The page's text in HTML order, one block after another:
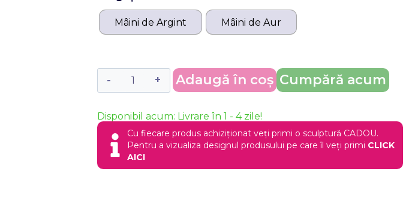
Mâini de Argint Mâini de Aur
Adaugă în coș Cumpără acum
Disponibil acum: Livrare în 1 - 4 zile!
Cu fiecare produs achiziționat veți primi o sculptură CADOU.
Pentru a vizualiza designul produsului pe care îl veți primi CLICK
AICI